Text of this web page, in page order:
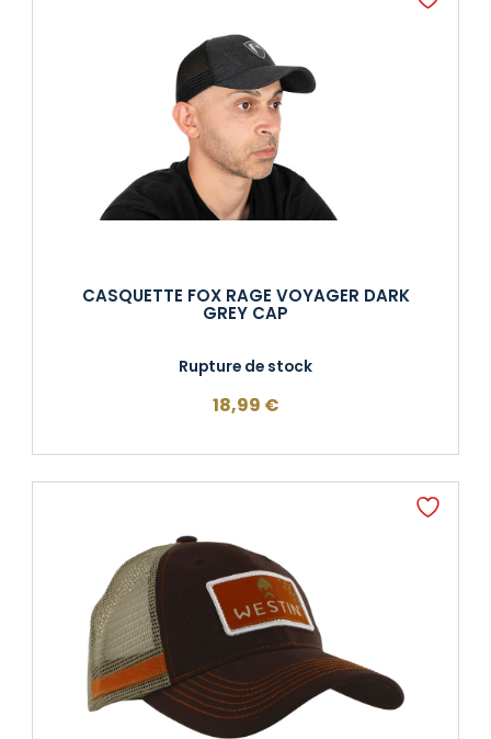
CASQUETTE FOX RAGE VOYAGER DARK
GREY CAP
Rupture de stock
18,99 €